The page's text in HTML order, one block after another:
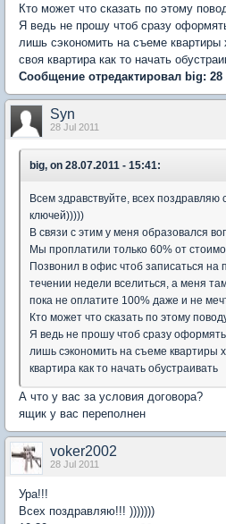
Кто может что сказать по этому
Я ведь не прошу чтоб сразу
лишь сэкономить на съеме квартиры
своя квартира как то начать
Сообщение отредактировал big: 28
Syn
28 Jul 2011
big, on 28.07.2011 - 15:41:
Всем здравствуйте, всех поздравляю
ключей)))))
В связи с этим у меня образовался
Мы проплатили только 60% от
Позвонил в офис чтоб записаться на
течении недели вселиться, а меня
пока не оплатите 100% даже и не
Кто может что сказать по этому
Я ведь не прошу чтоб сразу оформять
лишь сэкономить на съеме квартиры
квартира как то начать обустраивать
А что у вас за условия договора?
ящик у вас переполнен
voker2002
28 Jul 2011
Ура!!!
Всех поздравляю!!! )))))))